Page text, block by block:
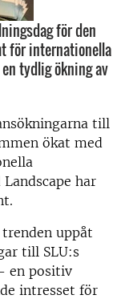
för den
för internationella
tydlig ökning av
till
ökat med
har
uppåt
till SLU:s
en positiv
intresset för